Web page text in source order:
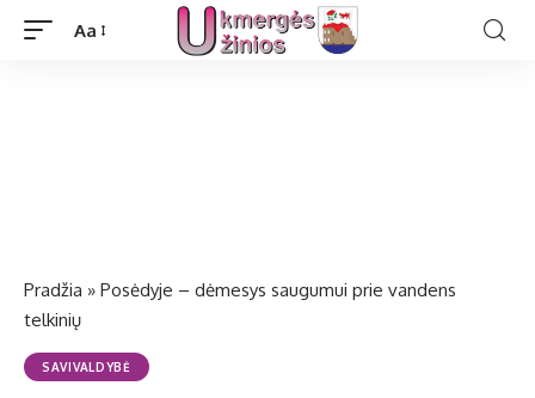
Aa
Pradžia » Posėdyje – dėmesys saugumui prie vandens
telkinių
SAVIVALDYBĖ